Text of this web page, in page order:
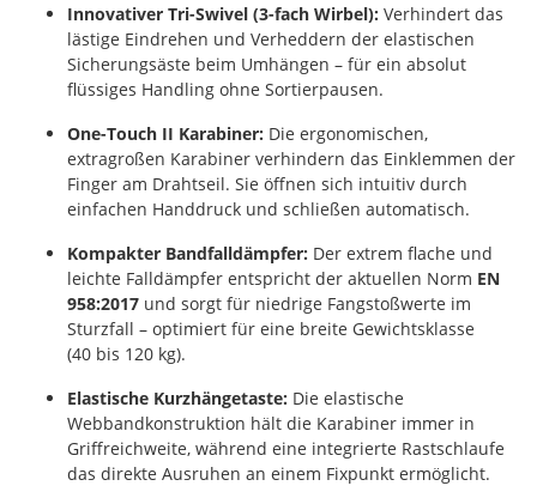
Innovativer Tri-Swivel (3-fach Wirbel): Verhindert das
lästige Eindrehen und Verheddern der elastischen
Sicherungsäste beim Umhängen – für ein absolut
flüssiges Handling ohne Sortierpausen.
One-Touch II Karabiner: Die ergonomischen,
extragroßen Karabiner verhindern das Einklemmen der
Finger am Drahtseil. Sie öffnen sich intuitiv durch
einfachen Handdruck und schließen automatisch.
Kompakter Bandfalldämpfer: Der extrem flache und
leichte Falldämpfer entspricht der aktuellen Norm EN
958:2017 und sorgt für niedrige Fangstoßwerte im
Sturzfall – optimiert für eine breite Gewichtsklasse
(40 bis 120 kg).
Elastische Kurzhängetaste: Die elastische
Webbandkonstruktion hält die Karabiner immer in
Griffreichweite, während eine integrierte Rastschlaufe
das direkte Ausruhen an einem Fixpunkt ermöglicht.